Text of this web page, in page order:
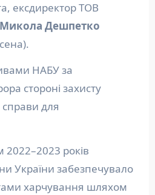
ексдиректор ТОВ
Микола Дешпетко
НАБУ за
стороні захисту
справи для
2022–2023 років
України забезпечувало
харчування шляхом